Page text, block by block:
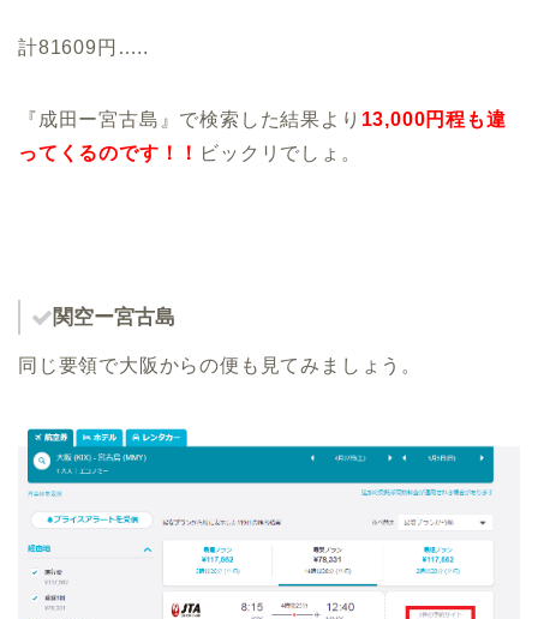
計81609円…..
『成田ー宮古島』で検索した結果より 13,000円程も違
ってくるのです！！ ビックリでしょ。
関空ー宮古島
同じ要領で大阪からの便も見てみましょう。